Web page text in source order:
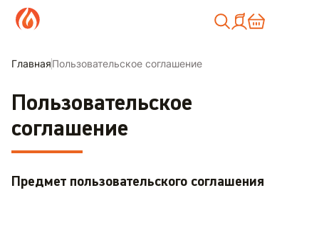
ГлавнаяПользовательское соглашение
Пользовательское
соглашение
Предмет пользовательского соглашения